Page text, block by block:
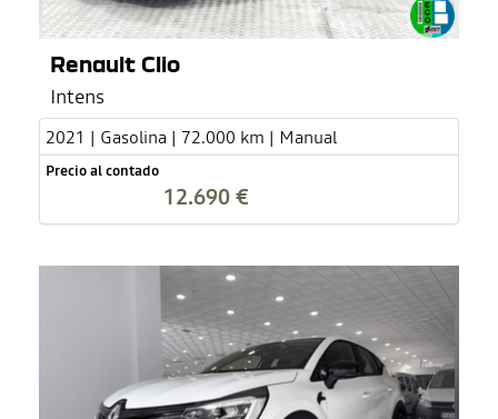
Renault Clio
Intens
2021 | Gasolina | 72.000 km | Manual
Precio al contado
12.690 €